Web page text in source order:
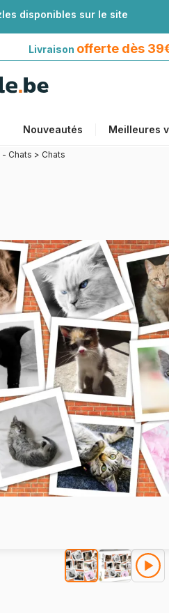
disponibles sur le site
Livraison offerte dès
Nouveautés Meilleures
Chats > Chats